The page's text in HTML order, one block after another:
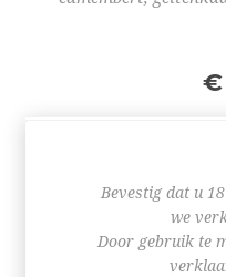
€
Bevestig dat u
we
Door gebruik te